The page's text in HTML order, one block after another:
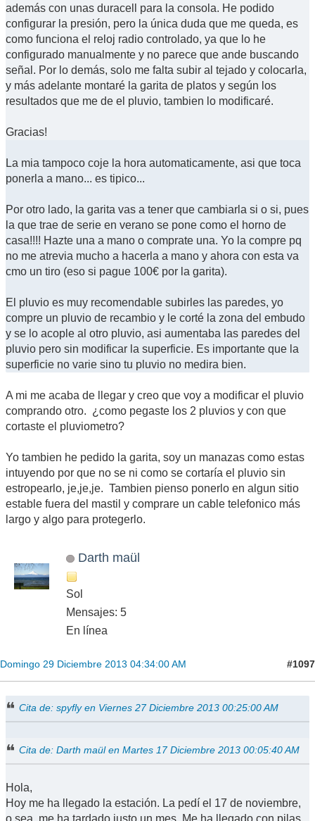
además con unas duracell para la consola. He podido
configurar la presión, pero la única duda que me queda, es
como funciona el reloj radio controlado, ya que lo he
configurado manualmente y no parece que ande buscando
señal. Por lo demás, solo me falta subir al tejado y colocarla,
y más adelante montaré la garita de platos y según los
resultados que me de el pluvio, tambien lo modificaré.
Gracias!
La mia tampoco coje la hora automaticamente, asi que toca
ponerla a mano... es tipico...
Por otro lado, la garita vas a tener que cambiarla si o si, pues
la que trae de serie en verano se pone como el horno de
casa!!!! Hazte una a mano o comprate una. Yo la compre pq
no me atrevia mucho a hacerla a mano y ahora con esta va
cmo un tiro (eso si pague 100€ por la garita).
El pluvio es muy recomendable subirles las paredes, yo
compre un pluvio de recambio y le corté la zona del embudo
y se lo acople al otro pluvio, asi aumentaba las paredes del
pluvio pero sin modificar la superficie. Es importante que la
superficie no varie sino tu pluvio no medira bien.
A mi me acaba de llegar y creo que voy a modificar el pluvio
comprando otro. ¿como pegaste los 2 pluvios y con que
cortaste el pluviometro?
Yo tambien he pedido la garita, soy un manazas como estas
intuyendo por que no se ni como se cortaría el pluvio sin
estropearlo, je,je,je. Tambien pienso ponerlo en algun sitio
estable fuera del mastil y comprare un cable telefonico más
largo y algo para protegerlo.
Darth maül
Sol
Mensajes: 5
En línea
Domingo 29 Diciembre 2013 04:34:00 AM #1097
Cita de: spyfly en Viernes 27 Diciembre 2013 00:25:00 AM
Cita de: Darth maül en Martes 17 Diciembre 2013 00:05:40 AM
Hola,
Hoy me ha llegado la estación. La pedí el 17 de noviembre,